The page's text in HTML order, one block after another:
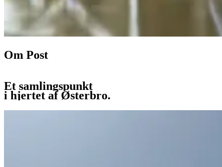
Om Post
Et samlingspunkt
i hjertet af Østerbro.